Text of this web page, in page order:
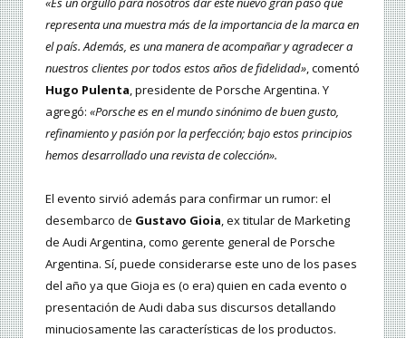
representa una muestra más de la importancia de la marca en
el país. Además, es una manera de acompañar y agradecer a
nuestros clientes por todos estos años de fidelidad», comentó
Hugo Pulenta, presidente de Porsche Argentina. Y
agregó: «Porsche es en el mundo sinónimo de buen gusto,
refinamiento y pasión por la perfección; bajo estos principios
hemos desarrollado una revista de colección».
El evento sirvió además para confirmar un rumor: el
desembarco de Gustavo Gioia, ex titular de Marketing
de Audi Argentina, como gerente general de Porsche
Argentina. Sí, puede considerarse este uno de los pases
del año ya que Gioja es (o era) quien en cada evento o
presentación de Audi daba sus discursos detallando
minuciosamente las características de los productos.